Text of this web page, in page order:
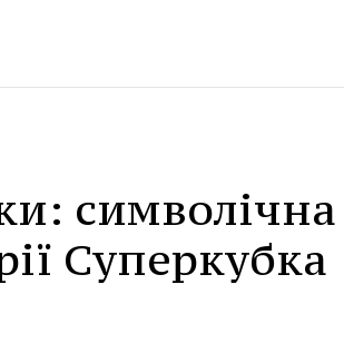
символічна
Суперкубка